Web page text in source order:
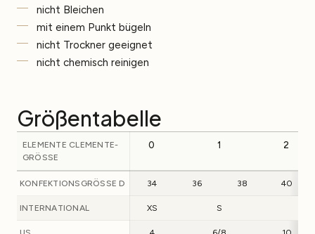
nicht Bleichen
mit einem Punkt bügeln
nicht Trockner geeignet
nicht chemisch reinigen
Größentabelle
ELEMENTE CLEMENTE-
GRÖSSE
0 1 2
KONFEKTIONSGRÖSSE D 34 36 38 40
INTERNATIONAL XS S